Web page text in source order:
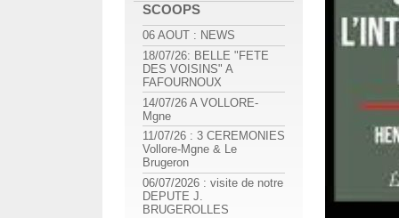
SCOOPS
06 AOUT : NEWS
18/07/26: BELLE "FETE
DES VOISINS" A
FAFOURNOUX
14/07/26 A VOLLORE-
Mgne
11/07/26 : 3 CEREMONIES
Vollore-Mgne & Le
Brugeron
06/07/2026 : visite de notre
DEPUTE J.
BRUGEROLLES